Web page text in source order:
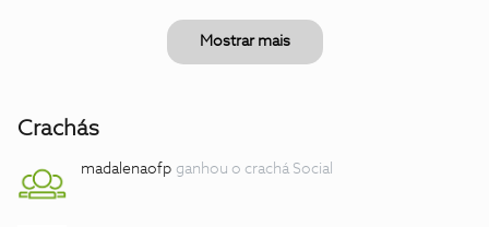
Mostrar mais
Crachás
madalenaofp ganhou o crachá Social